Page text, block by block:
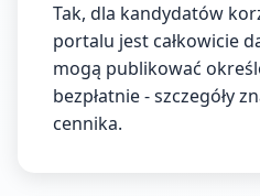
Tak, dla kandydatów
portalu jest całkowicie
mogą publikować
bezpłatnie - szczegóły
cennika.